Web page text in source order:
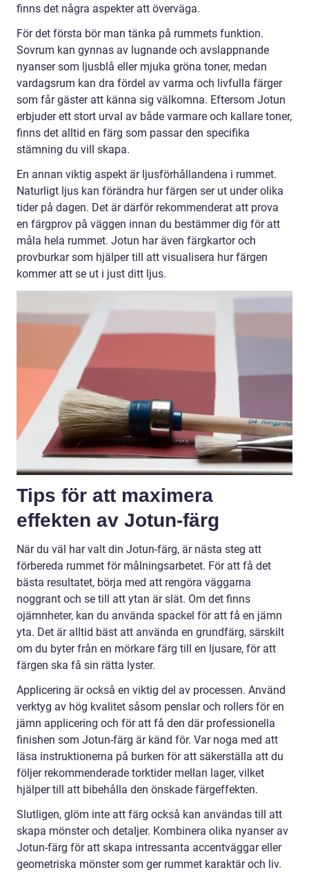
finns det några aspekter att överväga.
För det första bör man tänka på rummets funktion.
Sovrum kan gynnas av lugnande och avslappnande
nyanser som ljusblå eller mjuka gröna toner, medan
vardagsrum kan dra fördel av varma och livfulla färger
som får gäster att känna sig välkomna. Eftersom Jotun
erbjuder ett stort urval av både varmare och kallare toner,
finns det alltid en färg som passar den specifika
stämning du vill skapa.
En annan viktig aspekt är ljusförhållandena i rummet.
Naturligt ljus kan förändra hur färgen ser ut under olika
tider på dagen. Det är därför rekommenderat att prova
en färgprov på väggen innan du bestämmer dig för att
måla hela rummet. Jotun har även färgkartor och
provburkar som hjälper till att visualisera hur färgen
kommer att se ut i just ditt ljus.
Tips för att maximera
effekten av Jotun-färg
När du väl har valt din Jotun-färg, är nästa steg att
förbereda rummet för målningsarbetet. För att få det
bästa resultatet, börja med att rengöra väggarna
noggrant och se till att ytan är slät. Om det finns
ojämnheter, kan du använda spackel för att få en jämn
yta. Det är alltid bäst att använda en grundfärg, särskilt
om du byter från en mörkare färg till en ljusare, för att
färgen ska få sin rätta lyster.
Applicering är också en viktig del av processen. Använd
verktyg av hög kvalitet såsom penslar och rollers för en
jämn applicering och för att få den där professionella
finishen som Jotun-färg är känd för. Var noga med att
läsa instruktionerna på burken för att säkerställa att du
följer rekommenderade torktider mellan lager, vilket
hjälper till att bibehålla den önskade färgeffekten.
Slutligen, glöm inte att färg också kan användas till att
skapa mönster och detaljer. Kombinera olika nyanser av
Jotun-färg för att skapa intressanta accentväggar eller
geometriska mönster som ger rummet karaktär och liv.